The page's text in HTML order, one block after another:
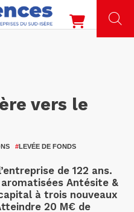
vers le
#LEVÉE DE FONDS
de 122 ans.
Antésite &
à trois nouveaux
20 M€ de